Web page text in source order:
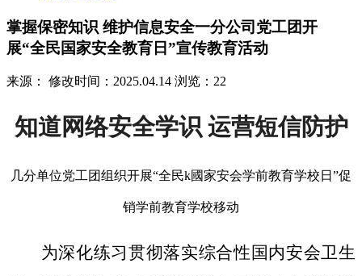
掌握保密知识 维护信息安全一分公司党工团开
展“全民国家安全教育日”宣传教育活动
来源： 修改时间：2025.04.14 浏览：22
知道网络安全学识 运营短信防护
几分单位党工团组织开展“全民k國家安会学前教育学校日”促
销学前教育学校移动
为深化练习贯彻落实综合性国内安会卫生